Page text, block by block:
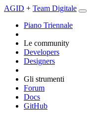
AGID + Team Digitale
Piano Triennale
Le community
Developers
Designers
Gli strumenti
Forum
Docs
GitHub